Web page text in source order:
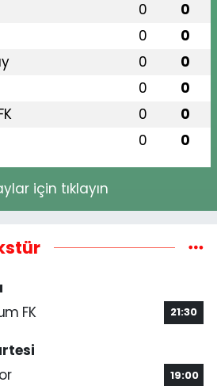
0 0
0 0
0 0
0 0
0 0
0 0
için tıklayın
FK
21:30
19:00